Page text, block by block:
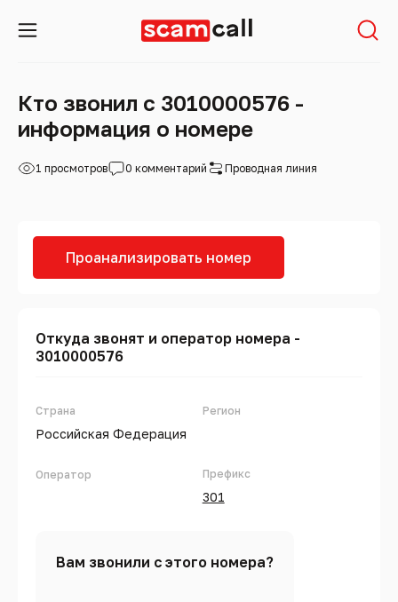
Кто звонил с 3010000576 -
информация о номере
1 просмотров 0 комментарий Проводная линия
Проанализировать номер
Откуда звонят и оператор номера -
3010000576
Страна
Российская Федерация
Оператор
Регион
Префикс
301
Вам звонили с этого номера?